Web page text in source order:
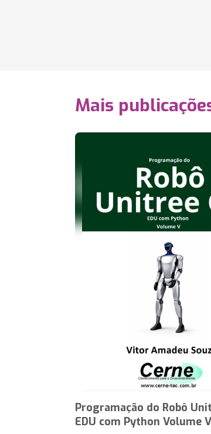
Mais
Programação do Robô
EDU com Python Volume V